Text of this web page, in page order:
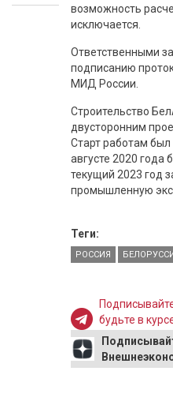
возможность
исключается.
Ответственными
подписанию
МИД России.
Строительство
двусторонним
Старт работам был
августе 2020 года
текущий 2023 год
промышленную
Теги:
РОССИЯ
будьте в